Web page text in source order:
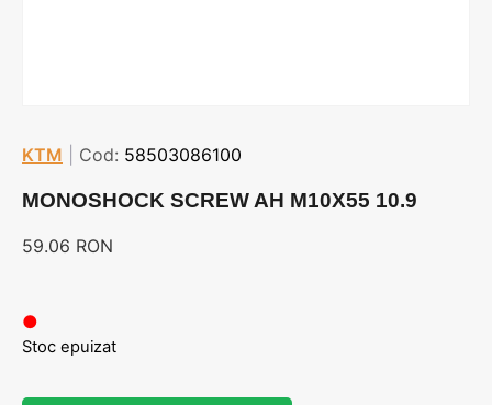
KTM Cod: 58503086100
MONOSHOCK SCREW AH M10X55 10.9
59.06 RON
●
Stoc epuizat